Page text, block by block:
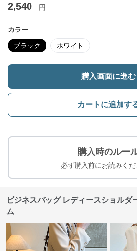
2,540 円
カラー
ブラック ホワイト
購入画面に進む
カートに追加す
購入時のルー
必ず購入前にお読みくだ
ビジネスバッグ レディースショルダ
ム